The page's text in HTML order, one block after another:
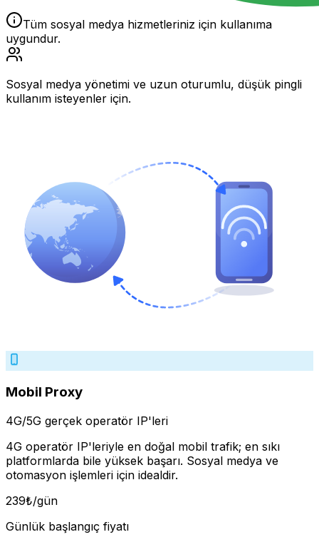
Tüm sosyal medya hizmetleriniz için kullanıma
uygundur.
Sosyal medya yönetimi ve uzun oturumlu, düşük pingli
kullanım isteyenler için.
Mobil Proxy
4G/5G gerçek operatör IP'leri
4G operatör IP'leriyle en doğal mobil trafik; en sıkı
platformlarda bile yüksek başarı. Sosyal medya ve
otomasyon işlemleri için idealdir.
239₺/gün
Günlük başlangıç fiyatı